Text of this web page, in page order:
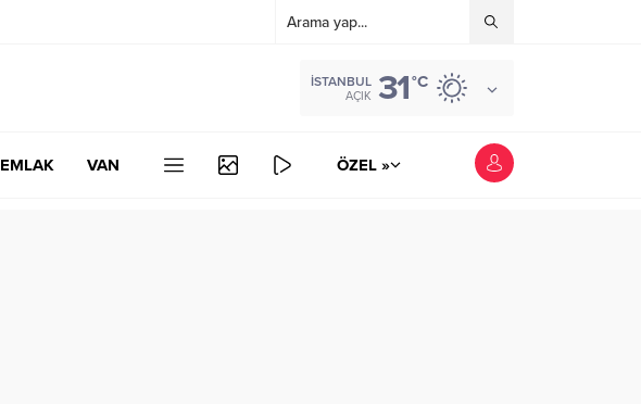
İSTANBUL
AÇIK 31°C
EMLAK VAN ÖZEL »